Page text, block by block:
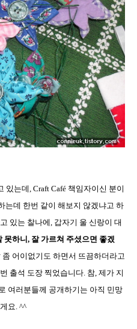
있는데 , Craft Café 책임자이신 분이
는데 한번 같이 해보지 않겠냐고 하
있는 찰나에 갑자기 울 신랑이 대
못하니, 잘 가르쳐 주셨으면 좋겠
좀 어이없기도 하면서 뜨끔하더라고
출석 도장 찍었습니다 참 제가 지
여러분들께 공개하기는 아직 민망
요 . ^^